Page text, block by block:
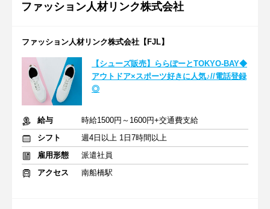
ファッション人材リンク株式会社
ファッション人材リンク株式会社【FJL】
【シューズ販売】ららぽーとTOKYO-BAY◆
アウトドア×スポーツ好きに人気♪//電話登録
◎
給与
時給1500円～1600円+交通費支給
シフト
週4日以上 1日7時間以上
雇用形態
派遣社員
アクセス
南船橋駅